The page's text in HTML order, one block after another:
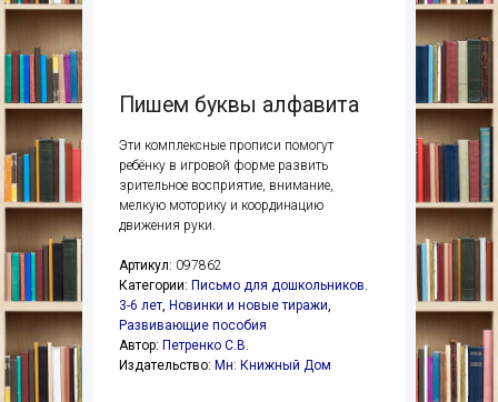
Пишем буквы алфавита
Эти комплексные прописи помогут
ребёнку в игровой форме развить
зрительное восприятие, внимание,
мелкую моторику и координацию
движения руки.
Артикул: 097862
Категории: Письмо для дошкольников.
3-6 лет, Новинки и новые тиражи,
Развивающие пособия
Автор: Петренко С.В.
Издательство: Мн: Книжный Дом